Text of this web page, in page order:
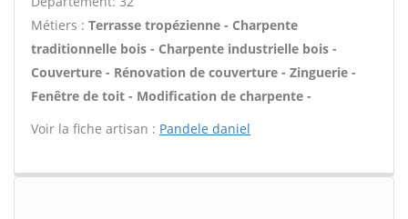
Métiers : Terrasse tropézienne - Charpente
traditionnelle bois - Charpente industrielle bois -
Couverture - Rénovation de couverture - Zinguerie -
Fenêtre de toit - Modification de charpente -
Voir la fiche artisan : Pandele daniel